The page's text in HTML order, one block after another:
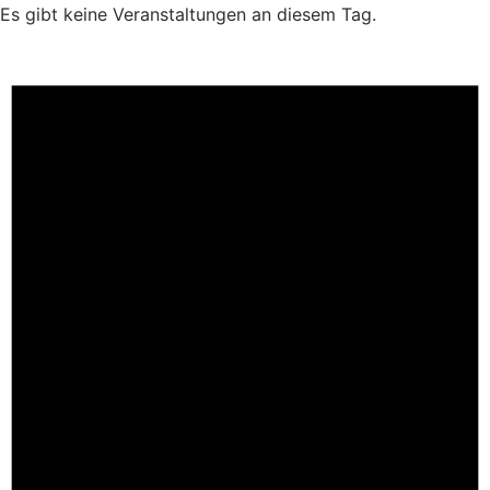
Es gibt keine Veranstaltungen an diesem Tag.